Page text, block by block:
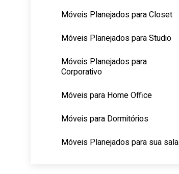
Móveis Planejados para Closet
Móveis Planejados para Studio
Móveis Planejados para
Corporativo
Móveis para Home Office
Móveis para Dormitórios
Móveis Planejados para sua sala